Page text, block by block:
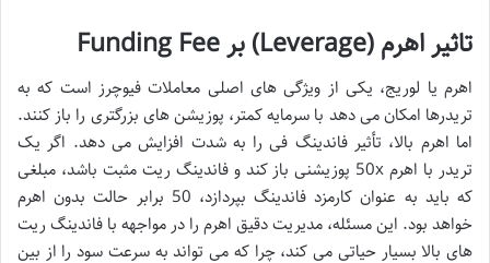
تاثیر اهرم (Leverage) بر Funding Fee
اهرم یا لوریج، یکی از ویژگی های اصلی معاملات فیوچرز است که به
تریدرها امکان می دهد با سرمایه کمتر، پوزیشن های بزرگتری را باز کنند.
اما اهرم بالا، تأثیر فاندینگ فی را به شدت افزایش می دهد. اگر یک
تریدر با اهرم 50x پوزیشنی باز کند و فاندینگ ریت مثبت باشد، مبلغی
که باید به عنوان کارمزد فاندینگ بپردازد، 50 برابر حالت بدون اهرم
خواهد بود. این مسئله، مدیریت دقیق اهرم را در مواجهه با فاندینگ ریت
های بالا بسیار حیاتی می کند، چرا که می تواند به سرعت سود را از بین